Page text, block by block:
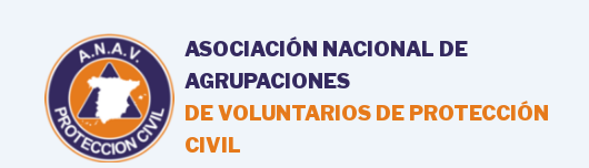
contenido
ASOCIACIÓN NACIONAL DE
AGRUPACIONES
DE VOLUNTARIOS DE PROTECCIÓN
CIVIL